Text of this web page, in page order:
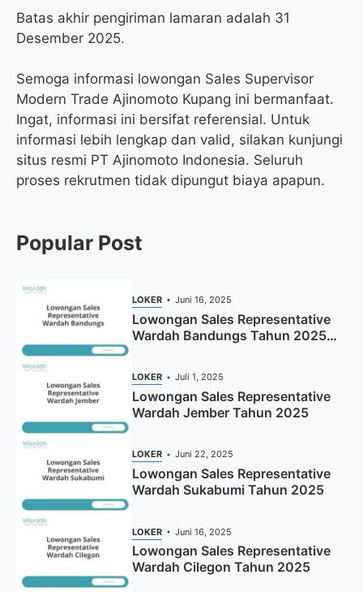
Batas akhir pengiriman lamaran adalah 31
Desember 2025.
Semoga informasi lowongan Sales Supervisor
Modern Trade Ajinomoto Kupang ini bermanfaat.
Ingat, informasi ini bersifat referensial. Untuk
informasi lebih lengkap dan valid, silakan kunjungi
situs resmi PT Ajinomoto Indonesia. Seluruh
proses rekrutmen tidak dipungut biaya apapun.
Popular Post
LOKER Juni 16, 2025
Lowongan Sales Representative
Wardah Bandungs Tahun 2025
LOKER Juli 1, 2025
Lowongan Sales Representative
Wardah Jember Tahun 2025
LOKER Juni 22, 2025
Lowongan Sales Representative
Wardah Sukabumi Tahun 2025
LOKER Juni 16, 2025
Lowongan Sales Representative
Wardah Cilegon Tahun 2025